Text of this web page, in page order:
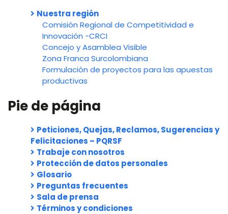
Nuestra región
Comisión Regional de Competitividad e
Innovación -CRCI
Concejo y Asamblea Visible
Zona Franca Surcolombiana
Formulación de proyectos para las apuestas
productivas
Pie de página
Peticiones, Quejas, Reclamos, Sugerencias y
Felicitaciones – PQRSF
Trabaje con nosotros
Protección de datos personales
Glosario
Preguntas frecuentes
Sala de prensa
Términos y condiciones